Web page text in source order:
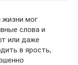
жизни мог
слова и
или даже
в ярость,